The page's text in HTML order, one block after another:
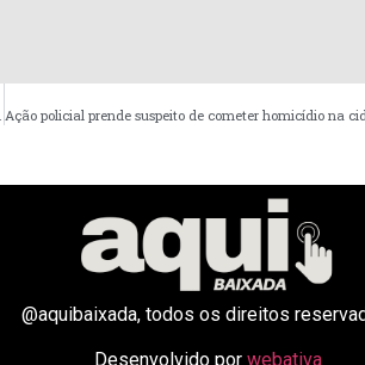
@aquibaixada, todos os direitos
Desenvolvido por webativa